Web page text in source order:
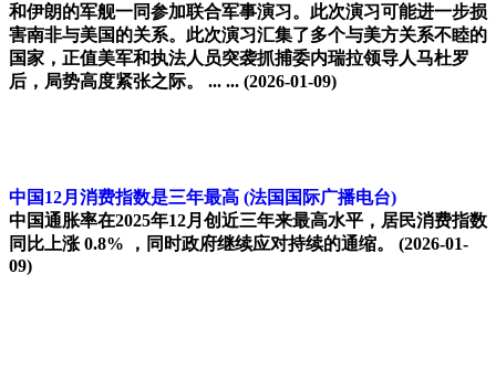
和伊朗的军舰一同参加联合军事演习。此次演习可能进一步损
害南非与美国的关系。此次演习汇集了多个与美方关系不睦的
国家，正值美军和执法人员突袭抓捕委内瑞拉领导人马杜罗
后，局势高度紧张之际。 ... ... (2026-01-09)
中国12月消费指数是三年最高 (法国国际广播电台)
中国通胀率在2025年12月创近三年来最高水平，居民消费指数
同比上涨 0.8% ，同时政府继续应对持续的通缩。 (2026-01-
09)